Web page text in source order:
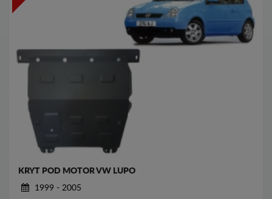
KRYT POD MOTOR VW LUPO
1999 - 2005